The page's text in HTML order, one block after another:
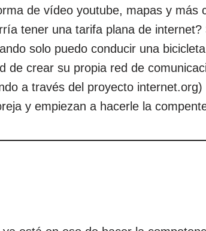
de vídeo youtube, mapas y más
tener una tarifa plana de
solo puedo conducir una
de crear su propia red de
a través del proyecto
y empiezan a hacerle la